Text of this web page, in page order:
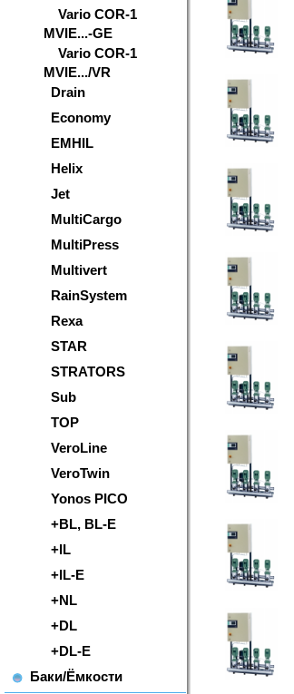
Vario COR-1
MVIE...-GE
Vario COR-1
MVIE.../VR
Drain
Economy
EMHIL
Helix
Jet
MultiCargo
MultiPress
Multivert
RainSystem
Rexa
STAR
STRATORS
Sub
TOP
VeroLine
VeroTwin
Yonos PICO
+BL, BL-E
+IL
+IL-E
+NL
+DL
+DL-E
Баки/Ёмкости